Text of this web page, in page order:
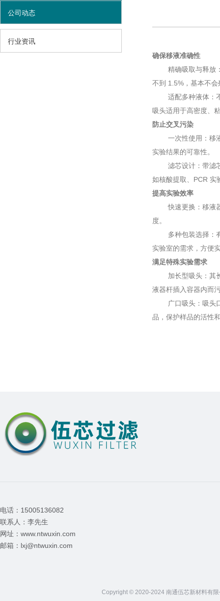
公司动态
行业资讯
确保移液准确性
精确吸取与释放
不到 1.5%，基本不
适配多种液体：
吸头适用于高密度、
防止交叉污染
一次性使用：移
实验结果的可靠性。
滤芯设计：带滤
如核酸提取、PCR 实
提高实验效率
快速更换：移液
度。
多种包装选择：
实验室的需求，方便
满足特殊实验需求
加长型吸头：其
液器杆插入容器内而
广口吸头：吸头
品，保护样品的活性
电话：15005136082
联系人：李先生
网址：www.ntwuxin.com
邮箱：lxj@ntwuxin.com
Copyright © 2020-2024 南通伍芯新材料有